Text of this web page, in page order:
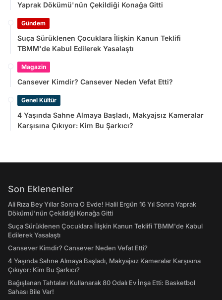
Yaprak Dökümü'nün Çekildiği Konağa Gitti
Gündem
Suça Sürüklenen Çocuklara İlişkin Kanun Teklifi
TBMM'de Kabul Edilerek Yasalaştı
Magazin
Cansever Kimdir? Cansever Neden Vefat Etti?
Genel Kültür
4 Yaşında Sahne Almaya Başladı, Makyajsız Kameralar
Karşısına Çıkıyor: Kim Bu Şarkıcı?
Son Eklenenler
Ali Rıza Bey Yıllar Sonra O Evde! Halil Ergün 16 Yıl Sonra Yaprak
Dökümü'nün Çekildiği Konağa Gitti
Suça Sürüklenen Çocuklara İlişkin Kanun Teklifi TBMM'de Kabul
Edilerek Yasalaştı
Cansever Kimdir? Cansever Neden Vefat Etti?
4 Yaşında Sahne Almaya Başladı, Makyajsız Kameralar Karşısına
Çıkıyor: Kim Bu Şarkıcı?
Bağışlanan Tahtaları Kullanarak 80 Odalı Ev İnşa Etti: Basketbol
Sahası Bile Var!